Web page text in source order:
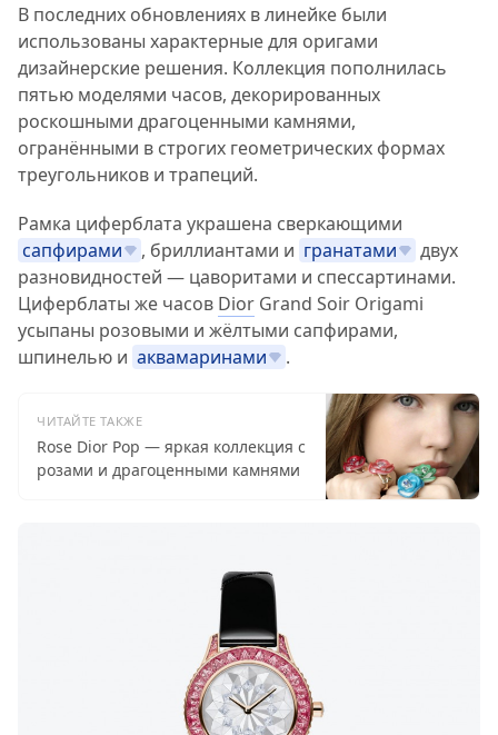
В последних обновлениях в линейке были
использованы характерные для оригами
дизайнерские решения. Коллекция пополнилась
пятью моделями часов, декорированных
роскошными драгоценными камнями,
огранёнными в строгих геометрических формах
треугольников и трапеций.
Рамка циферблата украшена сверкающими
сапфирами
, бриллиантами и гранатами
двух
разновидностей — цаворитами и спессартинами.
Циферблаты же часов Dior Grand Soir Origami
усыпаны розовыми и жёлтыми сапфирами,
шпинелью и аквамаринами .
ЧИТАЙТЕ ТАКЖЕ
Rose Dior Pop — яркая коллекция с
розами и драгоценными камнями